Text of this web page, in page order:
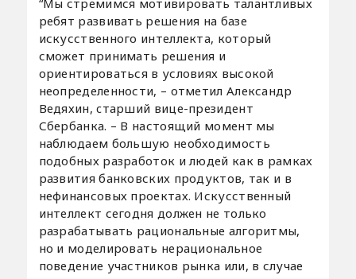
“Мы стремимся мотивировать талантливых
ребят развивать решения на базе
искусственного интеллекта, который
сможет принимать решения и
ориентироваться в условиях высокой
неопределенности, – отметил Александр
Ведяхин, cтарший вице-президент
Сбербанка. – В настоящий момент мы
наблюдаем большую необходимость
подобных разработок и людей как в рамках
развития банковских продуктов, так и в
нефинансовых проектах. Искусственный
интеллект сегодня должен не только
разрабатывать рациональные алгоритмы,
но и моделировать нерациональное
поведение участников рынка или, в случае